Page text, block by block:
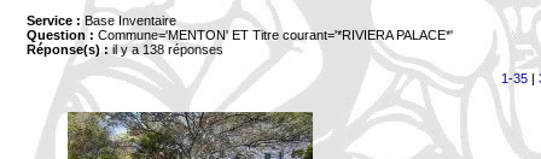
Service : Base Inventaire
Question : Commune='MENTON' ET Titre courant='*RIVIERA PALACE*'
Réponse(s) :il y a 138 réponses
1-35|